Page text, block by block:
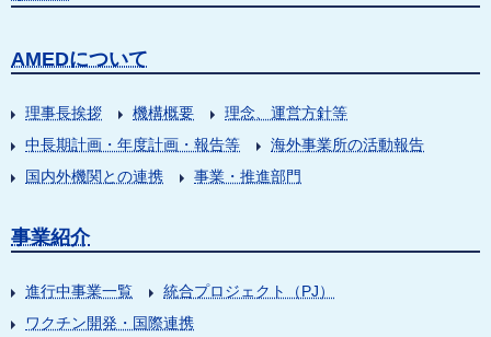
AMEDについて
理事長挨拶 機構概要
理念、運営方針等
中長期計画・年度計画・報告等
海外事業所の活動報告
国内外機関との連携
事業・推進部門
事業紹介
進行中事業一覧
統合プロジェクト（PJ）
ワクチン開発・国際連携